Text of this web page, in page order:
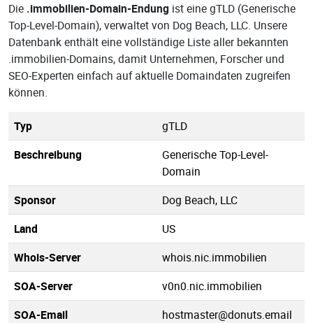
Die .immobilien-Domain-Endung ist eine gTLD (Generische
Top-Level-Domain), verwaltet von Dog Beach, LLC. Unsere
Datenbank enthält eine vollständige Liste aller bekannten
.immobilien-Domains, damit Unternehmen, Forscher und
SEO-Experten einfach auf aktuelle Domaindaten zugreifen
können.
Typ
gTLD
Beschreibung
Generische Top-Level-
Domain
Sponsor
Dog Beach, LLC
Land
US
Whois-Server
whois.nic.immobilien
SOA-Server
v0n0.nic.immobilien
SOA-Email
hostmaster@donuts.email